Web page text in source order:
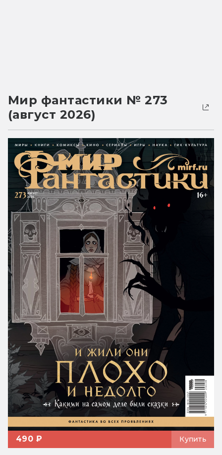
Мир фантастики № 273
(август 2026)
490 ₽ Купить